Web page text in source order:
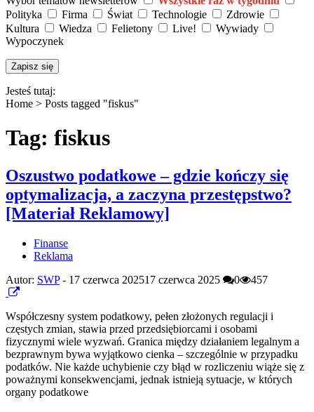
Polityka
Firma Świat Technologie
Zdrowie
Kultura
Wiedza Felietony Live!
Wywiady
Wypoczynek
Jesteś tutaj:
Home > Posts tagged "fiskus"
Tag: fiskus
Oszustwo podatkowe – gdzie kończy się
optymalizacja, a zaczyna przestępstwo?
[Materiał Reklamowy]
Finanse
Reklama
Autor: SWP- 17 czerwca 202517 czerwca 2025 0 457
Współczesny system podatkowy, pełen złożonych regulacji i
częstych zmian, stawia przed przedsiębiorcami i osobami
fizycznymi wiele wyzwań. Granica między działaniem legalnym a
bezprawnym bywa wyjątkowo cienka – szczególnie w przypadku
podatków. Nie każde uchybienie czy błąd w rozliczeniu wiąże się z
poważnymi konsekwencjami, jednak istnieją sytuacje, w których
organy podatkowe